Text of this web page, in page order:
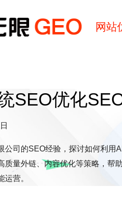
网站
SEO优化
公司的SEO经验，探讨如何利用
质量外链、内容优化等策略，帮
运营。